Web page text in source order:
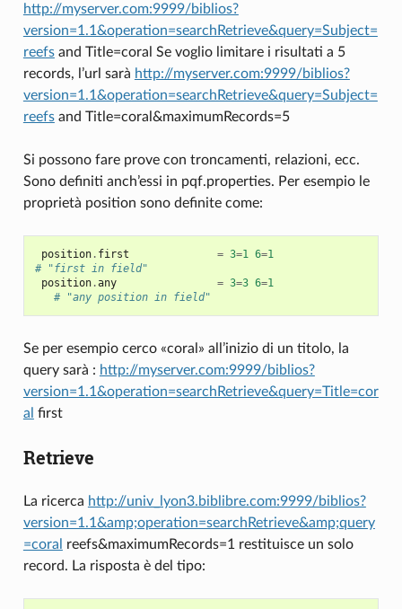
http://myserver.com:9999/biblios?
version=1.1&operation=searchRetrieve&query=Subject=
reefsand Title=coral Se voglio limitare i risultati a 5
records, l’url sarà http://myserver.com:9999/biblios?
version=1.1&operation=searchRetrieve&query=Subject=
reefsand Title=coral&maximumRecords=5
Si possono fare prove con troncamenti, relazioni, ecc.
Sono definiti anch’essi in pqf.properties. Per esempio le
proprietà position sono definite come:
position. first = 3=1 6=1
# "first in field"
position.any = 3=3 6=1
# "any position in field"
Se per esempio cerco «coral» all’inizio di un titolo, la
query sarà : http://myserver.com:9999/biblios?
version=1.1&operation=searchRetrieve&query=Title=cor
al first
Retrieve
La ricerca http://univ_lyon3.biblibre.com:9999/biblios?
version=1.1&amp;operation=searchRetrieve&amp;query
=coral
reefs&maximumRecords=1 restituisce un solo
record. La risposta è del tipo: